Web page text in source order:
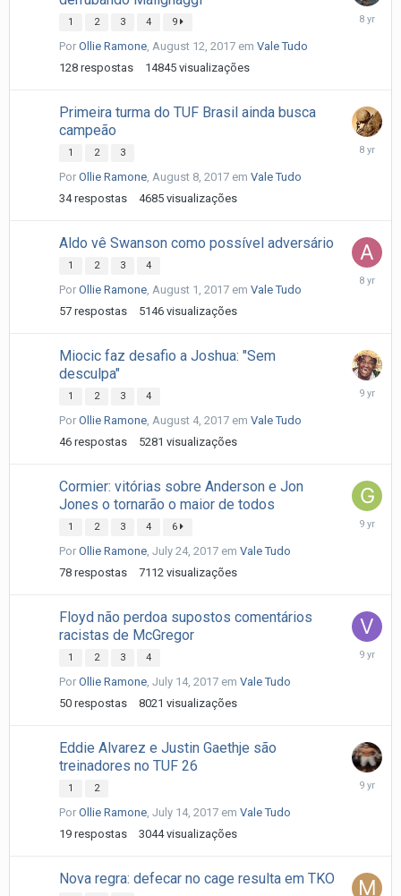
1 2 3 4 9
Por Ollie Ramone August 12, 2017 em Vale Tudo
128 respostas 14845 visualizações
August
Primeira turma do TUF Brasil ainda busca
campeão
1 2 3
Por Ollie Ramone August 8, 2017 em Vale Tudo
34 respostas 4685 visualizações
August
Aldo vê Swanson como possível adversário
1 2 3 4
Por Ollie Ramone August 1, 2017 em Vale Tudo
57 respostas 5146 visualizações
August
Miocic faz desafio a Joshua: "Sem
desculpa"
1 2 3 4
Por Ollie Ramone August 4, 2017 em Vale Tudo
46 respostas 5281 visualizações
August
Cormier: vitórias sobre Anderson e Jon
Jones o tornarão o maior de todos
1 2 3 4 6
Por Ollie Ramone July 24, 2017 em Vale Tudo
78 respostas 7112 visualizações
July
Floyd não perdoa supostos comentários
racistas de McGregor
1 2 3 4
Por Ollie Ramone July 14, 2017 em Vale Tudo
50 respostas 8021 visualizações
July
Eddie Alvarez e Justin Gaethje são
treinadores no TUF 26
1 2
Por Ollie Ramone July 14, 2017 em Vale Tudo
19 respostas 3044 visualizações
July
Nova regra: defecar no cage resulta em TKO